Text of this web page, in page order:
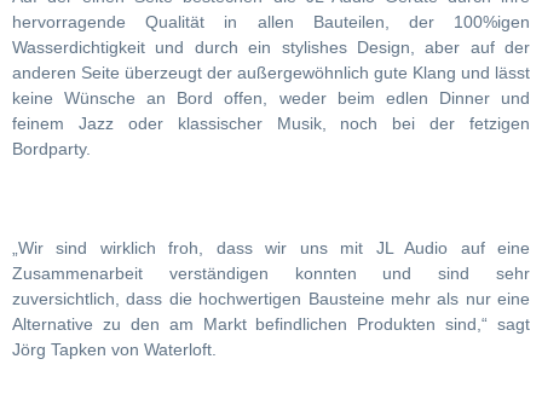
hervorragende Qualität in allen Bauteilen, der 100%igen
Wasserdichtigkeit und durch ein stylishes Design, aber auf der
anderen Seite überzeugt der außergewöhnlich gute Klang und lässt
keine Wünsche an Bord offen, weder beim edlen Dinner und
feinem Jazz oder klassischer Musik, noch bei der fetzigen
Bordparty.
„Wir sind wirklich froh, dass wir uns mit JL Audio auf eine
Zusammenarbeit verständigen konnten und sind sehr
zuversichtlich, dass die hochwertigen Bausteine mehr als nur eine
Alternative zu den am Markt befindlichen Produkten sind,“ sagt
Jörg Tapken von Waterloft.